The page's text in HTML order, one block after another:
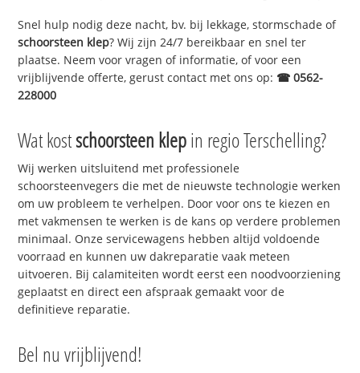
Snel hulp nodig deze nacht, bv. bij lekkage, stormschade of
schoorsteen klep? Wij zijn 24/7 bereikbaar en snel ter
plaatse. Neem voor vragen of informatie, of voor een
vrijblijvende offerte, gerust contact met ons op: ☎ 0562-
228000
Wat kostschoorsteen klepin regio Terschelling?
Wij werken uitsluitend met professionele
schoorsteenvegers die met de nieuwste technologie werken
om uw probleem te verhelpen. Door voor ons te kiezen en
met vakmensen te werken is de kans op verdere problemen
minimaal. Onze servicewagens hebben altijd voldoende
voorraad en kunnen uw dakreparatie vaak meteen
uitvoeren. Bij calamiteiten wordt eerst een noodvoorziening
geplaatst en direct een afspraak gemaakt voor de
definitieve reparatie.
Bel nu vrijblijvend!